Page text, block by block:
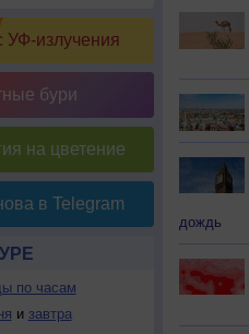
УФ-излучения
бури
на цветение
в Telegram
по часам
и завтра
дождь